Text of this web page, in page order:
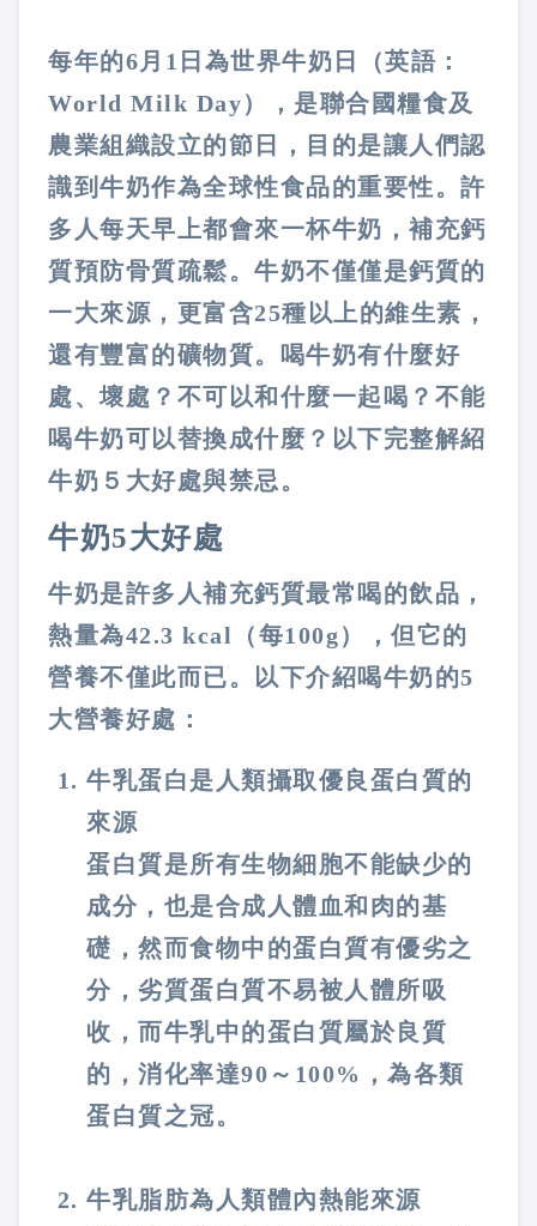
每年的6月1日為世界牛奶日（英語：
World Milk Day），是聯合國糧食及
農業組織設立的節日，目的是讓人們認
識到牛奶作為全球性食品的重要性。許
多人每天早上都會來一杯牛奶，補充鈣
質預防骨質疏鬆。牛奶不僅僅是鈣質的
一大來源，更富含25種以上的維生素，
還有豐富的礦物質。喝牛奶有什麼好
處、壞處？不可以和什麼一起喝？不能
喝牛奶可以替換成什麼？以下完整解紹
牛奶５大好處與禁忌。
牛奶5大好處
牛奶是許多人補充鈣質最常喝的飲品，
熱量為42.3 kcal（每100g），但它的
營養不僅此而已。以下介紹喝牛奶的5
大營養好處：
牛乳蛋白是人類攝取優良蛋白質的
來源
蛋白質是所有生物細胞不能缺少的
成分，也是合成人體血和肉的基
礎，然而食物中的蛋白質有優劣之
分，劣質蛋白質不易被人體所吸
收，而牛乳中的蛋白質屬於良質
的，消化率達90～100%，為各類
蛋白質之冠。
牛乳脂肪為人類體內熱能來源